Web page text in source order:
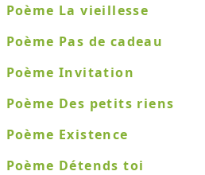
Poème La vieillesse
Poème Pas de cadeau
Poème Invitation
Poème Des petits riens
Poème Existence
Poème Détends toi